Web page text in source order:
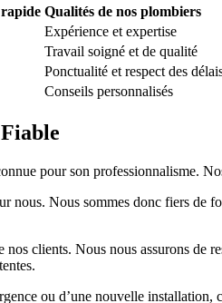
Qualités de nos plombiers
Expérience et expertise
Travail soigné et de qualité
Ponctualité et respect des
Conseils personnalisés
pour son professionnalisme.
nous. Nous sommes donc fiers de
nos clients. Nous nous assurons
ou d’une nouvelle